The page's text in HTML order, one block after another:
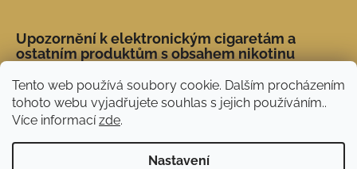
Tento web používá soubory cookie. Dalším procházením
tohoto webu vyjadřujete souhlas s jejich používáním..
Více informacízde.
Nastavení
Upozornění k elektronickým cigaretám a
ostatním produktům s obsahem nikotinu